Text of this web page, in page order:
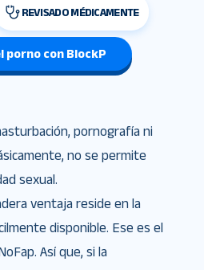
REVISADO MÉDICAMENTE
porno con BlockP
pornografía ni
no se permite
sexual.
ventaja reside en la
disponible. Ese es el
Así que, si la